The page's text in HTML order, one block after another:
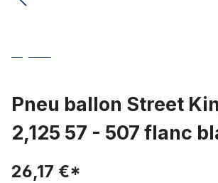
Pneu ballon Street
2,125 57 - 507 flanc
26,17 €*